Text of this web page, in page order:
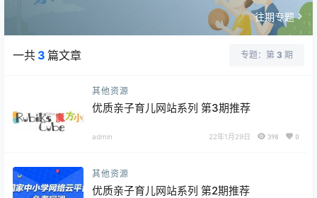
往期专题
一共 3 篇文章 专题：第 3 期
其他资源
优质亲子育儿网站系列 第3期推荐
admin 22年1月29日 398 0
其他资源
优质亲子育儿网站系列 第2期推荐